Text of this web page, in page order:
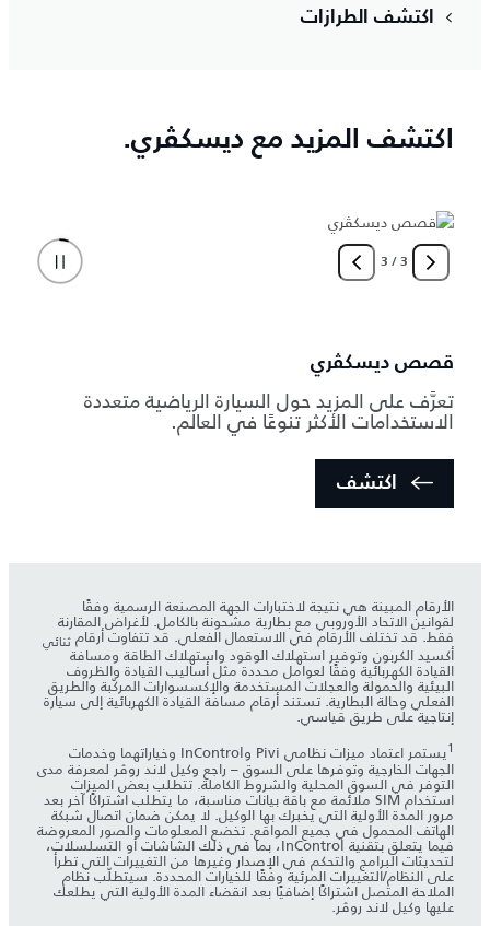
اكتشف الطرازات
اكتشف المزيد مع ديسكڤري.
3
/
3
قصص ديسكڤري
تعرَّف على المزيد حول السيارة الرياضية متعددة
الاستخدامات الأكثر تنوعًا في العالم.
اكتشف
الأرقام المبينة هي نتيجة لاختبارات الجهة المصنعة الرسمية وفقًا
لقوانين الاتحاد الأوروبي مع بطارية مشحونة بالكامل. لأغراض المقارنة
فقط. قد تختلف الأرقام في الاستعمال الفعلي. قد تتفاوت أرقامثنائي
أكسيد الكربون وتوفير استهلاك الوقود واستهلاك الطاقة ومسافة
القيادة الكهربائية وفقًا لعوامل محددة مثل أساليب القيادة والظروف
البيئية والحمولة والعجلات المستخدمة والإكسسوارات المركّبة والطريق
الفعلي وحالة البطارية. تستند أرقام مسافة القيادة الكهربائية إلى سيارة
إنتاجية على طريق قياسي.
1 يستمر اعتماد ميزات نظامي Pivi وInControl وخياراتهما وخدمات
الجهات الخارجية وتوفرها على السوق – راجع وكيل لاند روڤر لمعرفة مدى
التوفر في السوق المحلية والشروط الكاملة. تتطلب بعض الميزات
استخدام SIM ملائمة مع باقة بيانات مناسبة، ما يتطلب اشتراكًا آخر بعد
مرور المدة الأولية التي يخبرك بها الوكيل. لا يمكن ضمان اتصال شبكة
الهاتف المحمول في جميع المواقع. تخضع المعلومات والصور المعروضة
فيما يتعلق بتقنية InControl، بما في ذلك الشاشات أو التسلسلات،
لتحديثات البرامج والتحكم في الإصدار وغيرها من التغييرات التي تطرأ
على النظام/التغييرات المرئية وفقًا للخيارات المحددة. سيتطلّب نظام
الملاحة المتصل اشتراكًا إضافيًا بعد انقضاء المدة الأولية التي يطلعك
عليها وكيل لاند روڤر.